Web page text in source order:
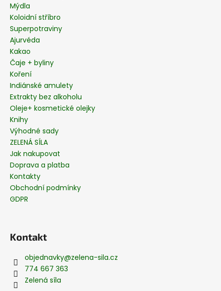
Mýdla
Koloidní stříbro
Superpotraviny
Ajurvéda
Kakao
Čaje + byliny
Koření
Indiánské amulety
Extrakty bez alkoholu
Oleje+ kosmetické olejky
Knihy
Výhodné sady
ZELENÁ SÍLA
Jak nakupovat
Doprava a platba
Kontakty
Obchodní podmínky
GDPR
Kontakt
objednavky@zelena-sila.cz
774 667 363
Zelená síla